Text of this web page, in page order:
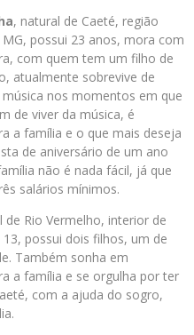
, natural de Caeté, região
possui 23 anos, mora com
com quem tem um filho de
atualmente sobrevive de
nos momentos em que
de viver da música, é
a família e o que mais deseja
de aniversário de um ano
não é nada fácil, já que
salários mínimos.
de Rio Vermelho, interior de
possui dois filhos, um de
Também sonha em
a família e se orgulha por ter
com a ajuda do sogro,